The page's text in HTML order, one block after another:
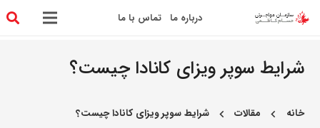
درباره ما تماس با ما
شرایط سوپر ویزای کانادا چیست؟
خانه chevron_left مقالات chevron_left شرایط سوپر ویزای کانادا چیست؟